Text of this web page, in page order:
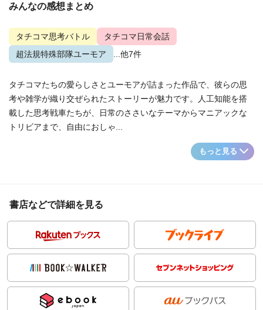
みんなの感想まとめ
タチコマ思考バトル
タチコマ日常会話
超法規特殊部隊ユーモア
...他7件
タチコマたちの愛らしさとユーモアが詰まった作品で、彼らの思
考や雑学が織り交ぜられたストーリーが魅力です。人工知能を搭
載した思考戦車たちが、日常のささいなテーマからマニアックな
トリビアまで、自由におしゃ...
もっと見る
書店などで詳細を見る